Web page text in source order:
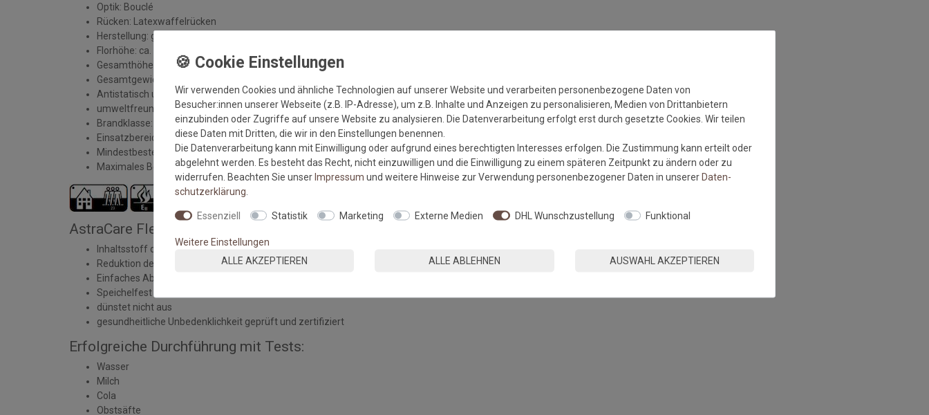
Optik: Bouclé
Rücken: Latexwaffelrücken
Herstellung: gewebt
Florhöhe: ca. 5 mm
Gesamthöhe: ca. 6 mm
Gesamtgewicht: ca. 2400 gr./m²
Antistatisch und Fußbodenheizung geeignet
umweltfreundlich
Brandklasse: Efl
Einsatzbereich: Wohnbereich
Mindestbestellmaß: 1 qm
Maximales Bestellmaß: 950x390 cm
AstraCare Fleckenschutz:
Inhaltsstoff des Fleckenschutzes: Imprägnierung mit Fluorcarbonharz
Reduktion der Fleckempfindlichkeit
Einfaches Abtupfen von Flüssigkeiten
Speichelfest
dünstet nicht aus
gesundheitliche Unbedenklichkeit geprüft und zertifiziert
Erfolgreiche Durchführung mit Tests:
Wasser
Milch
Cola
Obstsäfte
Wir verwenden Cookies und ähnliche Technologien auf unserer Website und verarbeiten personenbezogene Daten von
Besucher:innen unserer Webseite (z.B. IP-Adresse), um z.B. Inhalte und Anzeigen zu personalisieren, Medien von Drittanbietern
einzubinden oder Zugriffe auf unsere Website zu analysieren. Die Datenverarbeitung erfolgt erst durch gesetzte Cookies. Wir teilen
diese Daten mit Dritten, die wir in den Einstellungen benennen.
Die Datenverarbeitung kann mit Einwilligung oder aufgrund eines berechtigten Interesses erfolgen. Die Zustimmung kann erteilt oder
abgelehnt werden. Es besteht das Recht, nicht einzuwilligen und die Einwilligung zu einem späteren Zeitpunkt zu ändern oder zu
widerrufen. Beachten Sie unserImpressum und weitere Hinweise zur Verwendung personenbezogener Daten in unsererDaten­
schutz­erklärung
Essenziell Statistik Marketing Externe Medien DHL Wunschzustellung Funktional
Weitere Einstellungen
ALLE AKZEPTIEREN
ALLE ABLEHNEN AUSWAHL AKZEPTIEREN